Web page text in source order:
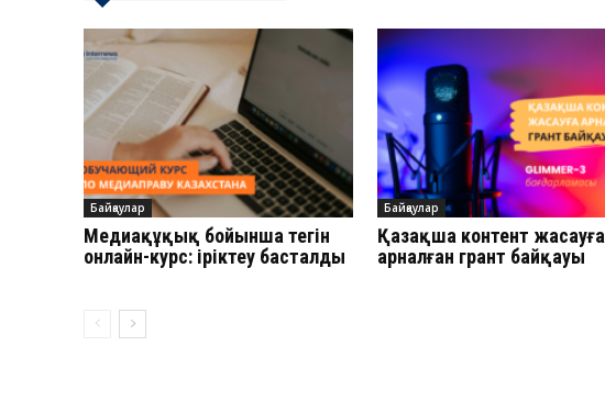
Байқаулар
Медиақұқық бойынша тегін
онлайн-курс: іріктеу басталды
Байқаулар
Қазақша контент жасауға
арналған грант байқауы